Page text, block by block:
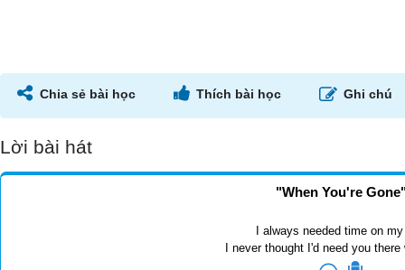
Chia sẻ bài học Thích bài học Ghi chú
Lời bài hát
"When You're
I always needed time on
I never thought I'd need you